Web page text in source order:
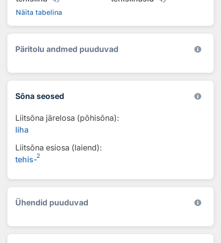
Näita tabelina
Päritolu andmed puuduvad
Sõna seosed
Liitsõna järelosa (põhisõna):
liha
Liitsõna esiosa (laiend):
tehis-2
Ühendid puuduvad